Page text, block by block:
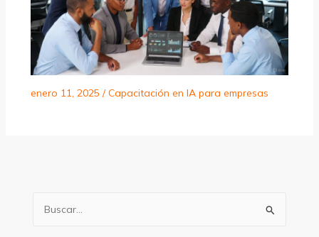
enero 11, 2025 /Capacitación en IA para empresas